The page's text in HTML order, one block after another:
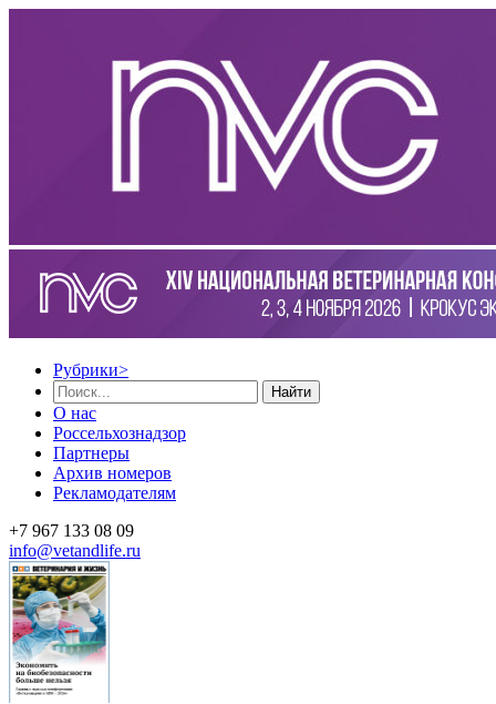
Рубрики>
Найти
О нас
Россельхознадзор
Партнеры
Архив номеров
Рекламодателям
+7 967 133 08 09
info@vetandlife.ru